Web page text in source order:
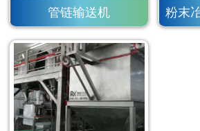
管链输送机 粉末